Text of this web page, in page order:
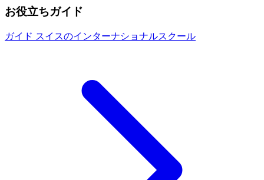
お役立ちガイド
ガイド スイスのインターナショナルスクール